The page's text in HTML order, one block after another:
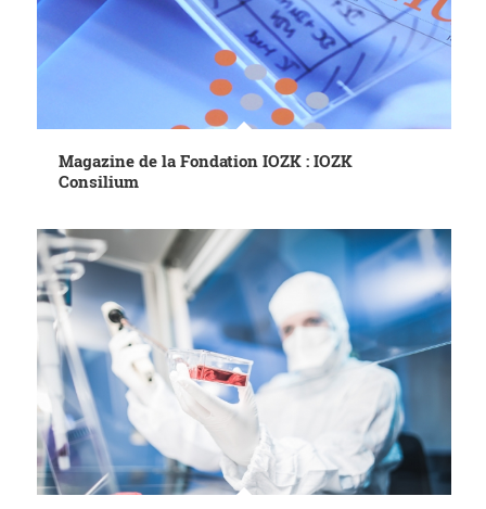
Magazine de la Fondation IOZK : IOZK
Consilium